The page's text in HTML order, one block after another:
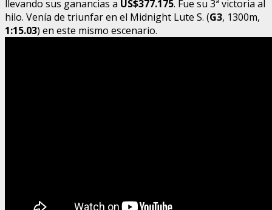
llevando sus ganancias a US$377.175. Fue su 3ª victoria al
hilo. Venía de triunfar en el Midnight Lute S. (G3, 1300m,
1:15.03) en este mismo escenario.